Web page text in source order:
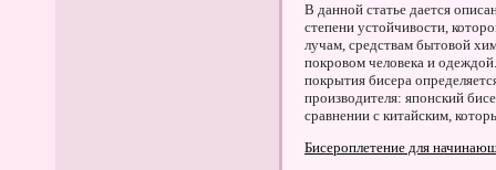
В данной статье дается
степени устойчивости,
лучам, средствам бытовой
покровом человека и
покрытия бисера
производителя: японский
сравнении с китайским,
Бисероплетение для